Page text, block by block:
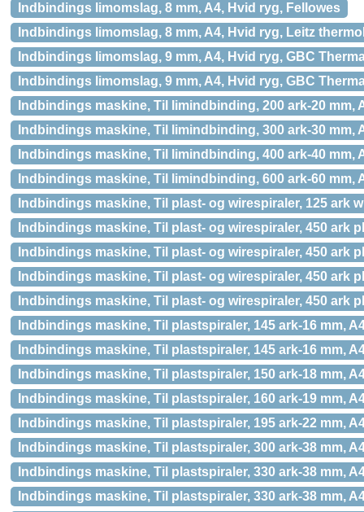
Indbindings limomslag, 8 mm, A4, Hvid ryg, Fellowes
Indbindings limomslag, 8 mm, A4, Hvid ryg, Leitz
Indbindings limomslag, 9 mm, A4, Hvid ryg, GBC
Indbindings limomslag, 9 mm, A4, Hvid ryg, GBC
Indbindings maskine, Til limindbinding, 200 ark-20 mm,
Indbindings maskine, Til limindbinding, 300 ark-30 mm,
Indbindings maskine, Til limindbinding, 400 ark-40 mm,
Indbindings maskine, Til limindbinding, 600 ark-60 mm,
Indbindings maskine, Til plast- og wirespiraler, 125 ark
Indbindings maskine, Til plast- og wirespiraler, 450 ark
Indbindings maskine, Til plast- og wirespiraler, 450 ark
Indbindings maskine, Til plast- og wirespiraler, 450 ark
Indbindings maskine, Til plast- og wirespiraler, 450 ark
Indbindings maskine, Til plastspiraler, 145 ark-16 mm,
Indbindings maskine, Til plastspiraler, 145 ark-16 mm,
Indbindings maskine, Til plastspiraler, 150 ark-18 mm,
Indbindings maskine, Til plastspiraler, 160 ark-19 mm,
Indbindings maskine, Til plastspiraler, 195 ark-22 mm,
Indbindings maskine, Til plastspiraler, 300 ark-38 mm,
Indbindings maskine, Til plastspiraler, 330 ark-38 mm,
Indbindings maskine, Til plastspiraler, 330 ark-38 mm,